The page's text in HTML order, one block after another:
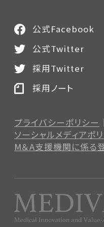
プライバシーポリシー
ソーシャルメディアポ
M＆A支援機関に係る
公式Facebook
公式Twitter
採用Twitter
採用ノート